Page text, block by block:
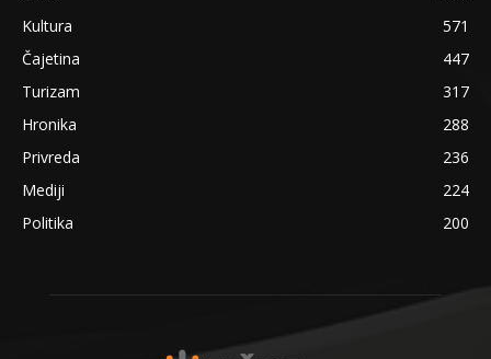
Kultura
571
Čajetina
447
Turizam
317
Hronika
288
Privreda
236
Mediji
224
Politika
200